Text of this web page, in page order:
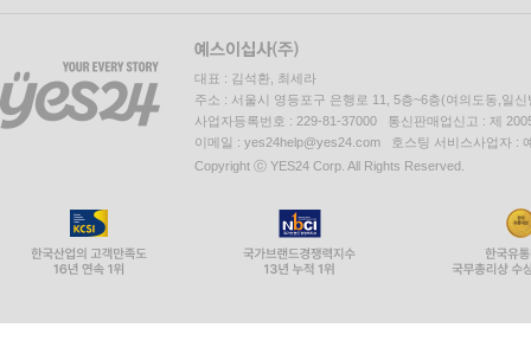
대표 : 김석환, 최세라
주소 : 서울시 영등포구 은행로 11, 5층~6층(여의도동,일신
사업자등록번호 : 229-81-37000 통신판매업신고 : 제
이메일 : yes24help@yes24.com 호스팅 서비스사업자 :
Copyright ⓒ YES24 Corp. All Rights Reserved.